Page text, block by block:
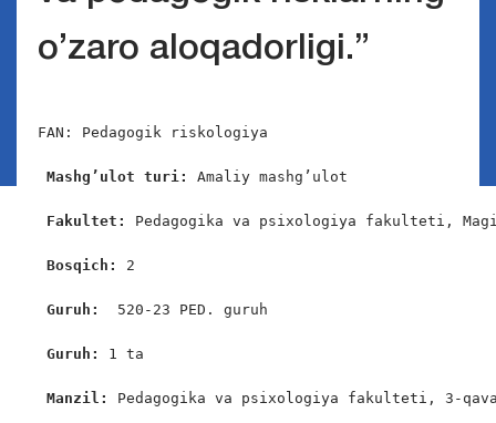
o’zaro aloqadorligi.”
FAN: Pedagogik riskologiya
Mashg’ulot turi: Amaliy mashg’ulot
Fakultet: Pedagogika va psixologiya fakulteti,
Bosqich: 2
Guruh: 520-23 PED. guruh
Guruh: 1 ta
Manzil: Pedagogika va psixologiya fakulteti, 3-